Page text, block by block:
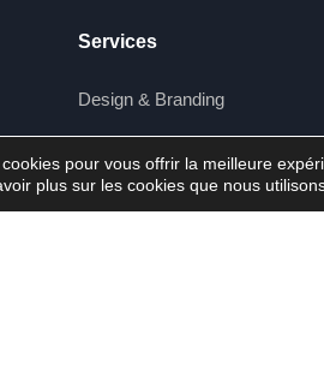
Services
Design & Branding
Création de contenu
Web
pour vous offrir la meilleure
plus sur les cookies que nous